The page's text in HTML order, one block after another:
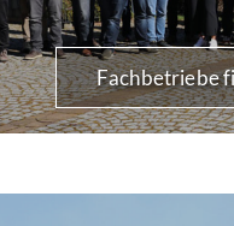
Fachbetriebe